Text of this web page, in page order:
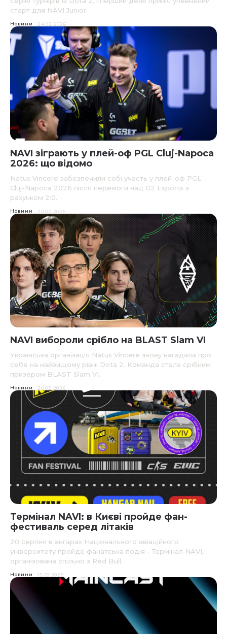
старт для NAVI Junior.
Новини 24.02.2026
NAVI зіграють у плей-оф PGL Cluj-Napoca
2026: що відомо
Natus Vincere забезпечили собі участь у плей-оф PGL
Cluj-Napoca 2026 після перемоги над G2 Esports з
рахунком 2:0.
Новини 20.02.2026
NAVI вибороли срібло на BLAST Slam VI
Українська організація Natus Vincere знову нагадала про
себе на найвищому рівні Dota 2. Команда стала срібним
призером BLAST Slam VI.
Новини 20.02.2026
Термінал NAVI: в Києві пройде фан-
фестиваль серед літаків
20 серпня в ангарах Національного авіаційного
університету пройде фанатська подія - Термінал NAVI,
організована спільно з Red Bull.
Новини 15.08.2025